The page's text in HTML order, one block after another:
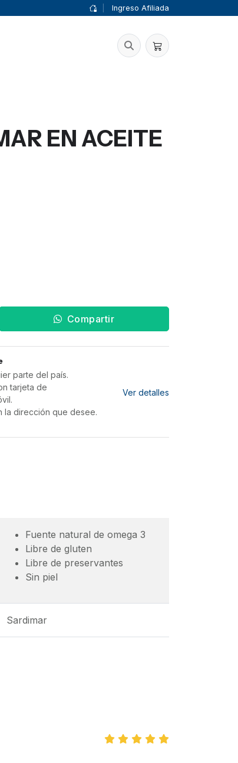
Ingreso Afiliada
EN ACEITE
Compartir
parte del país.
tarjeta de
la dirección que desee.
Ver detalles
Fuente natural de omega 3
Libre de gluten
Libre de preservantes
Sin piel
Sardimar